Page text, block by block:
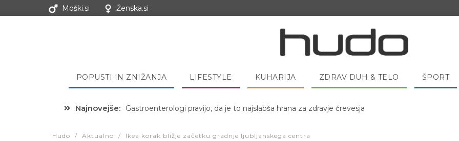
Moški.si Ženska.si
POPUSTI IN ZNIŽANJA LIFESTYLE KUHARIJA ZDRAV DUH & TELO ŠPORT
Najnovejše:
Gastroenterologi pravijo, da je to najslabša hrana za zdravje črevesja
Hudo / Aktualno / Ikea korak bližje začetku gradnje ljubljanskega centra